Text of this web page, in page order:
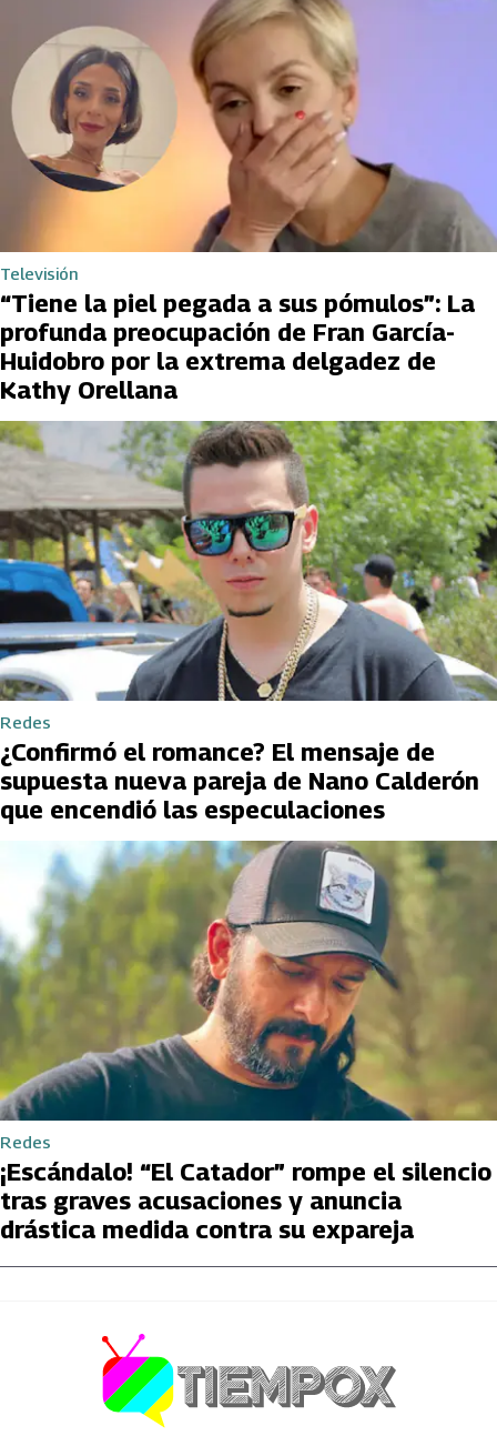
Televisión
“Tiene la piel pegada a sus pómulos”: La
profunda preocupación de Fran García-
Huidobro por la extrema delgadez de
Kathy Orellana
Redes
¿Confirmó el romance? El mensaje de
supuesta nueva pareja de Nano Calderón
que encendió las especulaciones
Redes
¡Escándalo! “El Catador” rompe el silencio
tras graves acusaciones y anuncia
drástica medida contra su expareja